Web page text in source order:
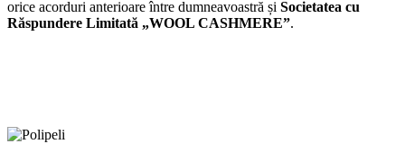
orice acorduri anterioare între dumneavoastră și Societatea cu
Răspundere Limitată „WOOL CASHMERE”.